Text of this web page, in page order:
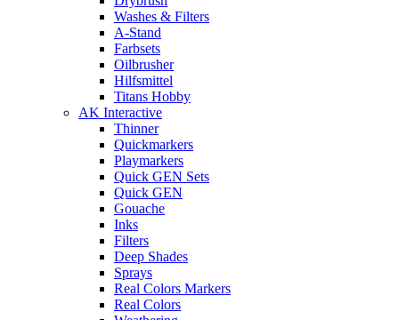
Washes & Filters
A-Stand
Farbsets
Oilbrusher
Hilfsmittel
Titans Hobby
AK Interactive
Thinner
Quickmarkers
Playmarkers
Quick GEN Sets
Quick GEN
Gouache
Inks
Filters
Deep Shades
Sprays
Real Colors Markers
Real Colors